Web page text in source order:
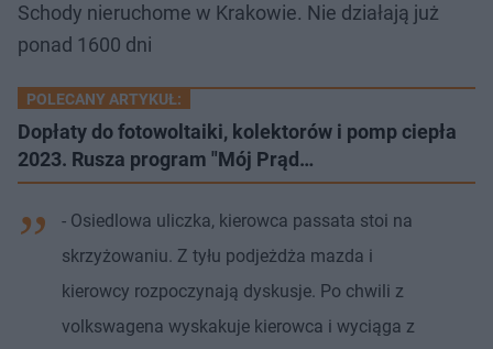
Schody nieruchome w Krakowie. Nie działają już
ponad 1600 dni
POLECANY ARTYKUŁ:
Dopłaty do fotowoltaiki, kolektorów i pomp ciepła
2023. Rusza program "Mój Prąd…
- Osiedlowa uliczka, kierowca passata stoi na
skrzyżowaniu. Z tyłu podjeżdża mazda i
kierowcy rozpoczynają dyskusje. Po chwili z
volkswagena wyskakuje kierowca i wyciąga z